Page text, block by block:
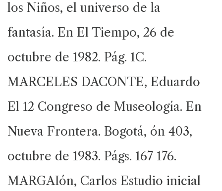
los Niños, el universo de la
fantasía. En El Tiempo, 26 de
octubre de 1982. Pág. 1C.
MARCELES DACONTE, Eduardo
El 12 Congreso de Museología. En
Nueva Frontera. Bogotá, ón 403,
octubre de 1983. Págs. 167 176.
MARGAIón, Carlos Estudio inicial